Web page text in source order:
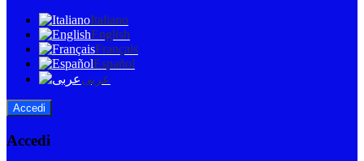
Italiano
English
Français
Español
عربى
Accedi
Accedi